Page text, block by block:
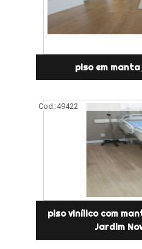
piso em
Cod.:49422
piso vinílico com
Jardim